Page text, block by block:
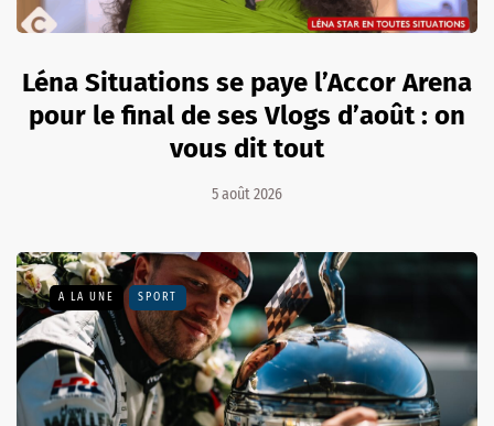
Léna Situations se paye l’Accor Arena
pour le final de ses Vlogs d’août : on
vous dit tout
5 août 2026
A LA UNE SPORT